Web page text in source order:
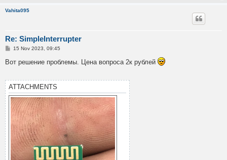
Vahita095
Re: SimpleInterrupter
P
s
15 Nov 2023, 09:45
Вот решение проблемы. Цена вопроса 2к рублей
ATTACHMENTS